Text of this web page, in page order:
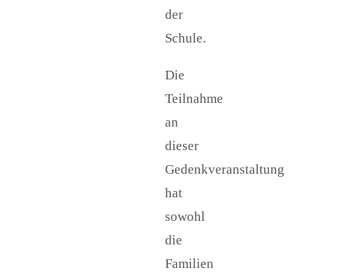
der
Schule.
Die
Teilnahme
an
dieser
Gedenkveranstaltung
hat
sowohl
die
Familien